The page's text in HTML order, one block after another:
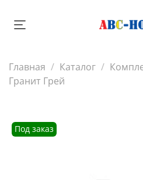
Главная Каталог
Гранит Грей
Под заказ